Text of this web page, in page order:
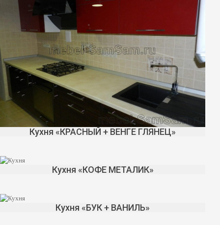
Кухня «КРАСНЫЙ + ВЕНГЕ ГЛЯНЕЦ»
Кухня «КОФЕ МЕТАЛИК»
Кухня «БУК + ВАНИЛЬ»